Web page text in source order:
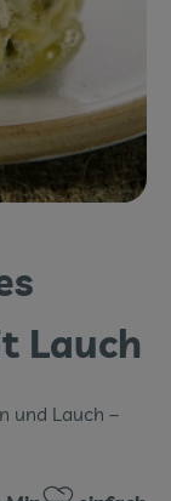
Lauch
und Lauch –